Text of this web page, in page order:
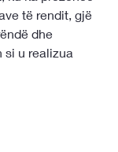
të rendit, gjë
dhe
si u realizua